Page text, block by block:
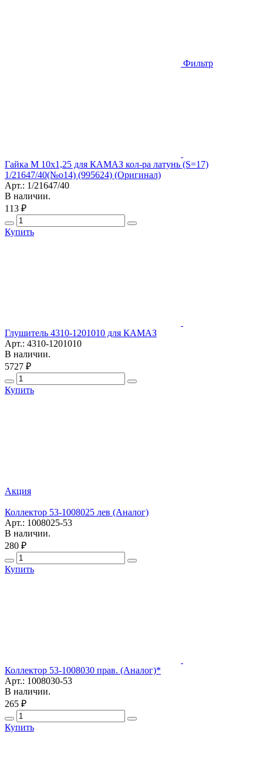
Фильтр
Гайка М 10х1,25 для КАМАЗ кол-ра латунь (S=17)
1/21647/40(№о14) (995624) (Оригинал)
Арт.: 1/21647/40
В наличии.
113 ₽
Купить
Глушитель 4310-1201010 для КАМАЗ
Арт.: 4310-1201010
В наличии.
5727 ₽
Купить
Акция
Коллектор 53-1008025 лев (Аналог)
Арт.: 1008025-53
В наличии.
280 ₽
Купить
Коллектор 53-1008030 прав. (Аналог)*
Арт.: 1008030-53
В наличии.
265 ₽
Купить